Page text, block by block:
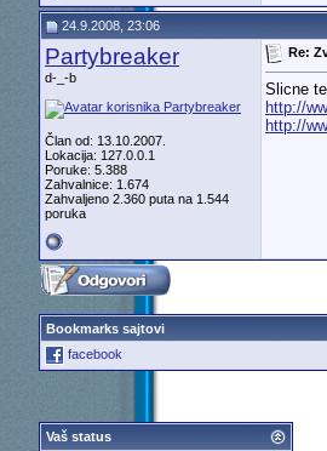
24.9.2008, 23:06
Partybreaker
d-_-b
Član od: 13.10.2007.
Lokacija: 127.0.0.1
Poruke: 5.388
Zahvalnice: 1.674
Zahvaljeno 2.360 puta na 1.544
poruka
Re:
Slicne
http://
http://
Bookmarks sajtovi
facebook
Vaš status